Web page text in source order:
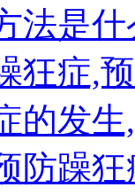
法是什
狂症,
的发
防躁狂